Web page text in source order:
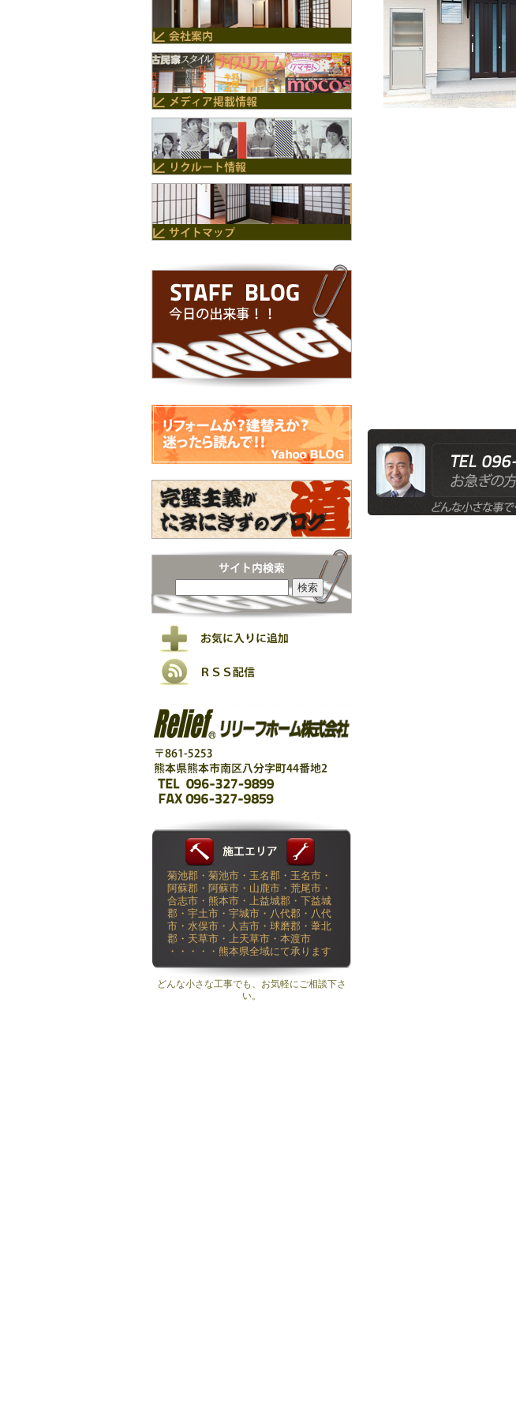
菊池郡・菊池市・玉名郡・玉名市・
阿蘇郡・阿蘇市・山鹿市・荒尾市・
合志市・熊本市・上益城郡・下益城
郡・宇土市・宇城市・八代郡・八代
市・水俣市・人吉市・球磨郡・葦北
郡・天草市・上天草市・本渡市
・・・・・熊本県全域にて承ります
どんな小さな工事でも、お気軽にご相談下さ
い。